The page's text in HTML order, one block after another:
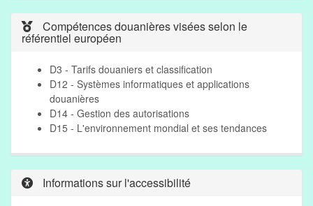
Compétences douanières visées selon le
référentiel européen
D3 - Tarifs douaniers et classification
D12 - Systèmes informatiques et applications
douanières
D14 - Gestion des autorisations
D15 - L'environnement mondial et ses tendances
Informations sur l'accessibilité